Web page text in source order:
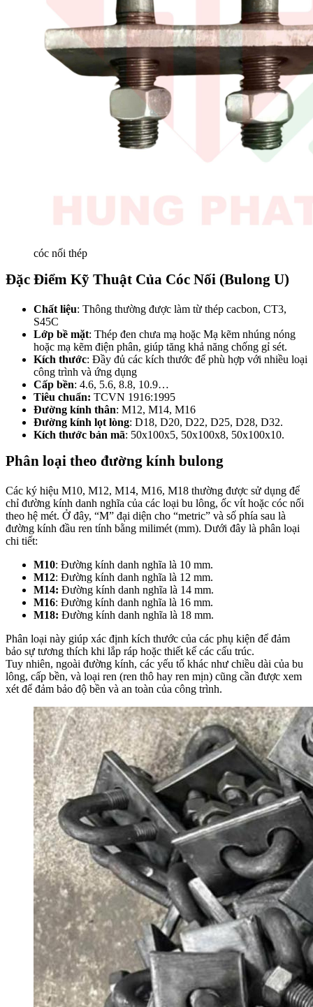
cóc nối thép
Đặc Điểm Kỹ Thuật Của Cóc Nối (Bulong U)
Chất liệu: Thông thường được làm từ thép cacbon, CT3,
S45C
Lớp bề mặt: Thép đen chưa mạ hoặc Mạ kẽm nhúng nóng
hoặc mạ kẽm điện phân, giúp tăng khả năng chống gỉ sét.
Kích thước: Đầy đủ các kích thước để phù hợp với nhiều loại
công trình và ứng dụng
Cấp bền: 4.6, 5.6, 8.8, 10.9…
Tiêu chuẩn: TCVN 1916:1995
Đường kính thân: M12, M14, M16
Đường kính lọt lòng: D18, D20, D22, D25, D28, D32.
Kích thước bản mã: 50x100x5, 50x100x8, 50x100x10.
Phân loại theo đường kính bulong
Các ký hiệu M10, M12, M14, M16, M18 thường được sử dụng để
chỉ đường kính danh nghĩa của các loại bu lông, ốc vít hoặc cóc nối
theo hệ mét. Ở đây, “M” đại diện cho “metric” và số phía sau là
đường kính đầu ren tính bằng milimét (mm). Dưới đây là phân loại
chi tiết:
M10: Đường kính danh nghĩa là 10 mm.
M12: Đường kính danh nghĩa là 12 mm.
M14: Đường kính danh nghĩa là 14 mm.
M16: Đường kính danh nghĩa là 16 mm.
M18: Đường kính danh nghĩa là 18 mm.
Phân loại này giúp xác định kích thước của các phụ kiện để đảm
bảo sự tương thích khi lắp ráp hoặc thiết kế các cấu trúc.
Tuy nhiên, ngoài đường kính, các yếu tố khác như chiều dài của bu
lông, cấp bền, và loại ren (ren thô hay ren mịn) cũng cần được xem
xét để đảm bảo độ bền và an toàn của công trình.